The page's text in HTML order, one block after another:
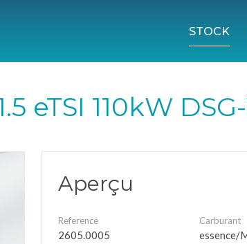
STOCK
eTSI 110kW
Aperçu
Reference
2605.0005
Carburant
essence/